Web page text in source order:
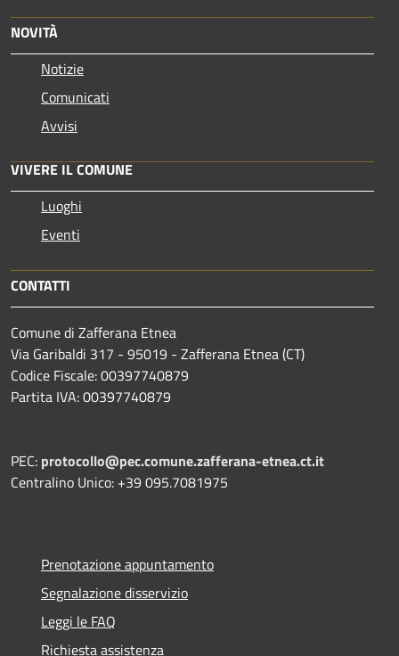
NOVITÀ
Notizie
Comunicati
Avvisi
VIVERE IL COMUNE
Luoghi
Eventi
CONTATTI
Comune di Zafferana Etnea
Via Garibaldi 317 - 95019 - Zafferana Etnea (CT)
Codice Fiscale: 00397740879
Partita IVA: 00397740879
PEC: protocollo@pec.comune.zafferana-etnea.ct.it
Centralino Unico: +39 095.7081975
Prenotazione appuntamento
Segnalazione disservizio
Leggi le FAQ
Richiesta assistenza